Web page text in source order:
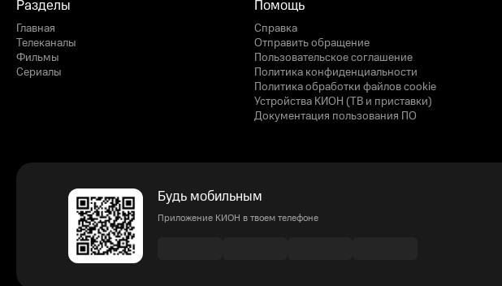
Разделы
Главная
Телеканалы
Фильмы
Сериалы
Помощь
Справка
Отправить обращение
Пользовательское соглашение
Политика конфиденциальности
Политика обработки файлов cookie
Устройства КИОН (ТВ и приставки)
Документация пользования ПО
Будь мобильным
Приложение КИОН в твоем телефоне